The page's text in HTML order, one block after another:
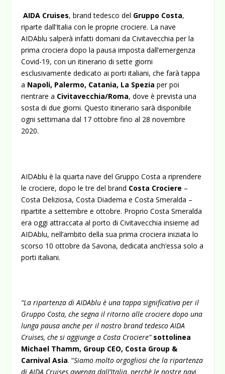
AIDA Cruises, brand tedesco del Gruppo Costa,
riparte dall’Italia con le proprie crociere. La nave
AIDAblu salperà infatti domani da Civitavecchia per la
prima crociera dopo la pausa imposta dall’emergenza
Covid-19, con un itinerario di sette giorni
esclusivamente dedicato ai porti italiani, che farà tappa
a Napoli, Palermo, Catania, La Speziaper poi
rientrare a Civitavecchia/Roma, dove è prevista una
sosta di due giorni. Questo itinerario sarà disponibile
ogni settimana dal 17 ottobre fino al 28 novembre
2020.
AIDAblu è la quarta nave del Gruppo Costa a riprendere
le crociere, dopo le tre del brand Costa Crociere –
Costa Deliziosa, Costa Diadema e Costa Smeralda –
ripartite a settembre e ottobre. Proprio Costa Smeralda
era oggi attraccata al porto di Civitavecchia insieme ad
AIDAblu, nell’ambito della sua prima crociera iniziata lo
scorso 10 ottobre da Savona, dedicata anch’essa solo a
porti italiani.
“La ripartenza di AIDAblu è una tappa significativa per il
Gruppo Costa, che segna il ritorno alle crociere dopo una
lunga pausa anche per il nostro brand tedesco AIDA
Cruises, che si aggiunge a Costa Crociere” sottolinea
Michael Thamm, Group CEO, Costa Group &
Carnival Asia. “Siamo molto orgogliosi che la ripartenza
di AIDA Cruises avvenga dall’Italia, perchè le nostre navi